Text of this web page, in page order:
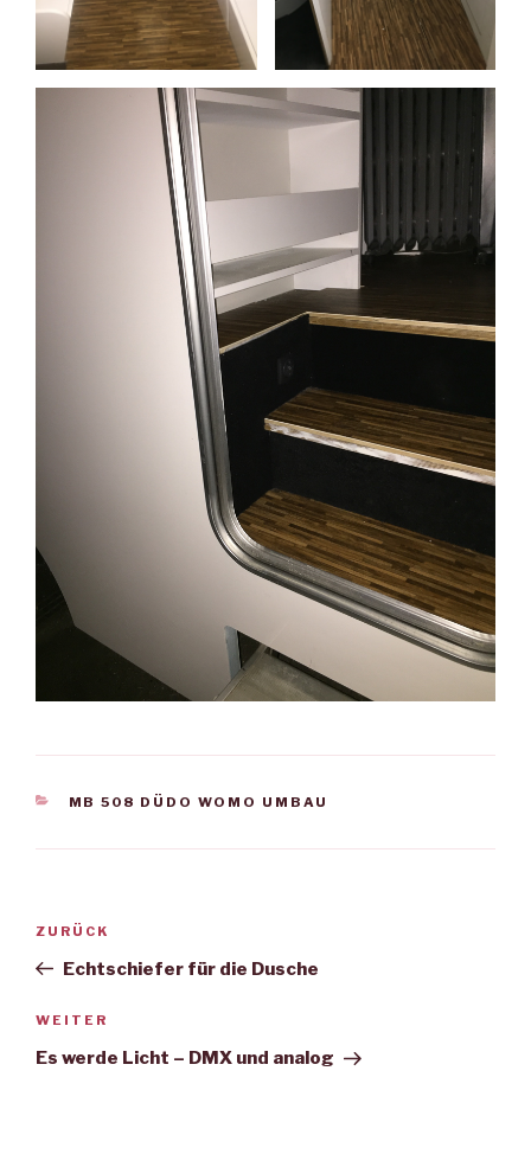
KATEGORIEN
MB 508 DÜDO WOMO UMBAU
Beitragsnavigation
Vorheriger
Beitrag
ZURÜCK
Echtschiefer für die Dusche
Nächster
Beitrag
WEITER
Es werde Licht – DMX und analog